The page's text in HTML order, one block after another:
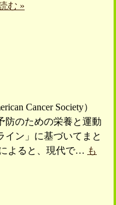
む »
Cancer Society）
防のための栄養と運動
イン」に基づいてまと
よると、現代で… も